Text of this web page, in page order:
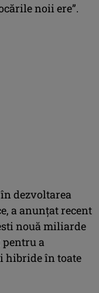
noii ere”.
dezvoltarea
a anunţat recent
nouă miliarde
pentru a
hibride în toate